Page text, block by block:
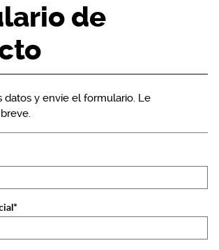
de
datos y envíe el formulario. Le